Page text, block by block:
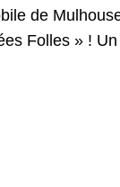
de
Folles » !